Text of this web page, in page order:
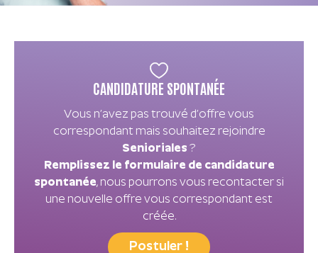
CANDIDATURE SPONTANÉE
Vous n’avez pas trouvé d’offre vous
correspondant mais souhaitez rejoindre
Senioriales ?
Remplissez le formulaire de candidature
spontanée, nous pourrons vous recontacter si
une nouvelle offre vous correspondant est
créée.
Postuler !